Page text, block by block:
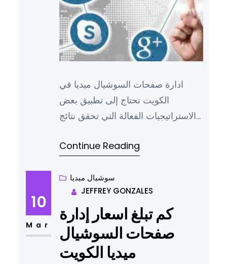
ادارة صفحات السوشيال ميديا في
الكويت تحتاج إلى تطبيق بعض
الاستراتيجيات الفعالة التي تحقق نتائج
خاصة وأن في الوقت الحالي أصبحت
كأداة من أدوات التسويق، مع تزايد
استخدام منصات مثل إنستجرام، تويتر،
وفيسبوك من قبل الأفراد والشركات
Continue Reading
10
Mar
سوشيال ميديا
JEFFREY GONZALES
كم تبلغ اسعار إدارة
صفحات السوشيال
ميديا الكويت